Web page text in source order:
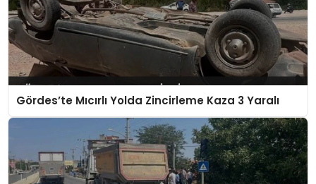
Gördes’te Mıcırlı Yolda Zincirleme Kaza 3 Yaralı